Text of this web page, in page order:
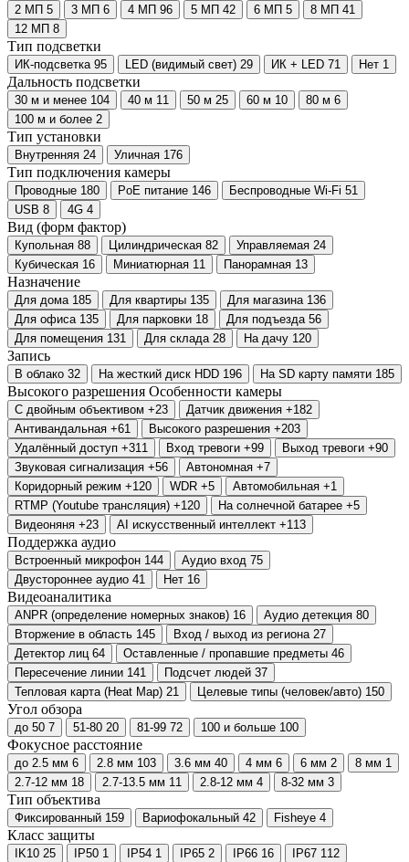
2 МП 5 3 МП 6 4 МП 96 5 МП 42 6 МП 5 8 МП 41
12 МП 8
Тип подсветки
ИК-подсветка 95 LED (видимый свет) 29 ИК + LED 71 Нет 1
Дальность подсветки
30 м и менее 104 40 м 11 50 м 25 60 м 10 80 м 6
100 м и более 2
Тип установки
Внутренняя 24 Уличная 176
Тип подключения камеры
Проводные 180 PoE питание 146 Беспроводные Wi-Fi 51
USB 8 4G 4
Вид (форм фактор)
Купольная 88 Цилиндрическая 82 Управляемая 24
Кубическая 16 Миниатюрная 11 Панорамная 13
Назначение
Для дома 185 Для квартиры 135 Для магазина 136
Для офиса 135 Для парковки 18 Для подъезда 56
Для помещения 131 Для склада 28 На дачу 120
Запись
В облако 32 На жесткий диск HDD 196 На SD карту памяти 185
Высокого разрешения Особенности камеры
С двойным объективом +23 Датчик движения +182
Антивандальная +61 Высокого разрешения +203
Удалённый доступ +311 Вход тревоги +99 Выход тревоги +90
Звуковая сигнализация +56 Автономная +7
Коридорный режим +120 WDR +5 Автомобильная +1
RTMP (Youtube трансляция) +120 На солнечной батарее +5
Видеоняня +23 AI искусственный интеллект +113
Поддержка аудио
Встроенный микрофон 144 Аудио вход 75
Двустороннее аудио 41 Нет 16
Видеоаналитика
ANPR (определение номерных знаков) 16 Аудио детекция 80
Вторжение в область 145 Вход / выход из региона 27
Детектор лиц 64 Оставленные / пропавшие предметы 46
Пересечение линии 141 Подсчет людей 37
Тепловая карта (Heat Map) 21 Целевые типы (человек/авто) 150
Угол обзора
до 50 7 51-80 20 81-99 72 100 и больше 100
Фокусное расстояние
до 2.5 мм 6 2.8 мм 103 3.6 мм 40 4 мм 6 6 мм 2 8 мм 1
2.7-12 мм 18 2.7-13.5 мм 11 2.8-12 мм 4 8-32 мм 3
Тип объектива
Фиксированный 159 Вариофокальный 42 Fisheye 4
Класс защиты
IK10 25 IP50 1 IP54 1 IP65 2 IP66 16 IP67 112